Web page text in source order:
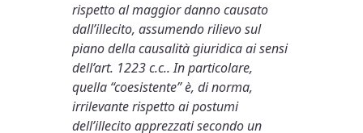
rispetto al maggior danno causato
dall’illecito, assumendo rilievo sul
piano della causalità giuridica ai sensi
dell’art. 1223 c.c.. In particolare,
quella “coesistente” è, di norma,
irrilevante rispetto ai postumi
dell’illecito apprezzati secondo un